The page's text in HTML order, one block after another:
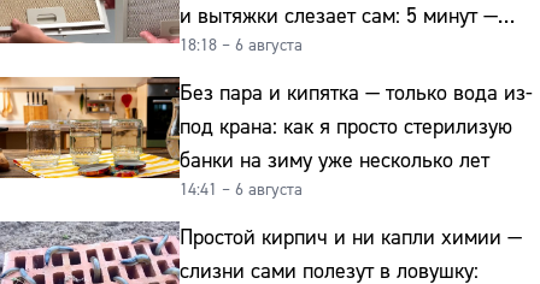
и вытяжки слезает сам: 5 минут —
и сверкает как новая
18:18 – 6 августа
Без пара и кипятка — только вода из-
под крана: как я просто стерилизую
банки на зиму уже несколько лет
14:41 – 6 августа
Простой кирпич и ни капли химии —
слизни сами полезут в ловушку: